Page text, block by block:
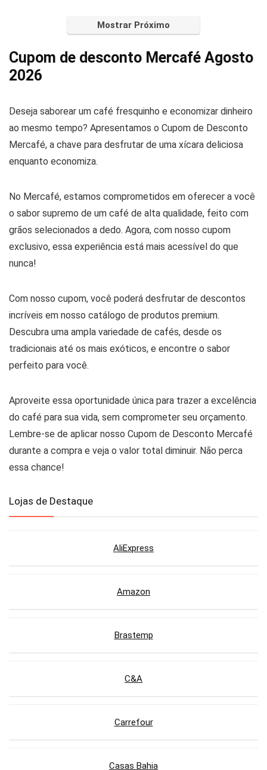
Mostrar Próximo
Cupom de desconto Mercafé Agosto
2026
Deseja saborear um café fresquinho e economizar dinheiro
ao mesmo tempo? Apresentamos o Cupom de Desconto
Mercafé, a chave para desfrutar de uma xícara deliciosa
enquanto economiza.
No Mercafé, estamos comprometidos em oferecer a você
o sabor supremo de um café de alta qualidade, feito com
grãos selecionados a dedo. Agora, com nosso cupom
exclusivo, essa experiência está mais acessível do que
nunca!
Com nosso cupom, você poderá desfrutar de descontos
incríveis em nosso catálogo de produtos premium.
Descubra uma ampla variedade de cafés, desde os
tradicionais até os mais exóticos, e encontre o sabor
perfeito para você.
Aproveite essa oportunidade única para trazer a excelência
do café para sua vida, sem comprometer seu orçamento.
Lembre-se de aplicar nosso Cupom de Desconto Mercafé
durante a compra e veja o valor total diminuir. Não perca
essa chance!
Lojas de Destaque
AliExpress
Amazon
Brastemp
C&A
Carrefour
Casas Bahia